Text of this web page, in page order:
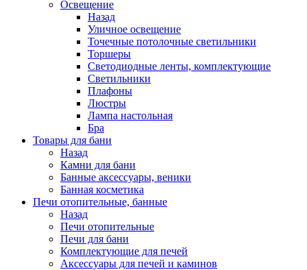
Освещение
Назад
Уличное освещение
Точечные потолочные светильники
Торшеры
Светодиодные ленты, комплектующие
Светильники
Плафоны
Люстры
Лампа настольная
Бра
Товары для бани
Назад
Камни для бани
Банные аксессуары, веники
Банная косметика
Печи отопительные, банные
Назад
Печи отопительные
Печи для бани
Комплектующие для печей
Аксессуары для печей и каминов